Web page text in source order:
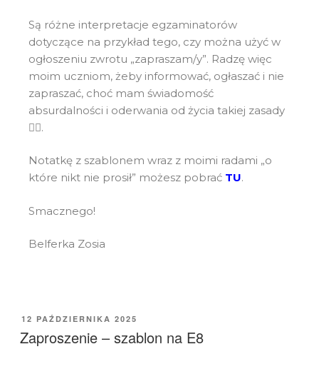
Są różne interpretacje egzaminatorów
dotyczące na przykład tego, czy można użyć w
ogłoszeniu zwrotu „zapraszam/y”. Radzę więc
moim uczniom, żeby informować, ogłaszać i nie
zapraszać, choć mam świadomość
absurdalności i oderwania od życia takiej zasady
🙅‍♀️.
Notatkę z szablonem wraz z moimi radami „o
które nikt nie prosił” możesz pobrać TU.
Smacznego!
Belferka Zosia
12 PAŹDZIERNIKA 2025
Zaproszenie – szablon na E8